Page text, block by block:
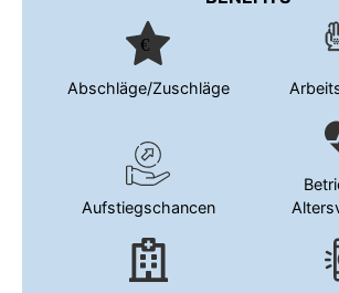
Abschläge/Zuschläge
Aufstiegschancen